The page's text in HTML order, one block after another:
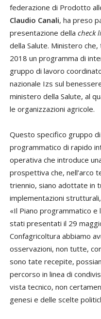
federazione di Prodotto
Claudio Canali, ha preso
presentazione della check
della Salute. Ministero
2018 un programma di
gruppo di lavoro
nazionale Izs sul
ministero della Salute, al
le organizzazioni agricole.
Questo specifico gruppo
programmatico di rapido
operativa che introduce
prospettiva che, nell’arco
triennio, siano adottate in
implementazioni
«Il Piano programmatico e
stati presentati il 29
Confagricoltura abbiamo
osservazioni, non tutte,
sono tate recepite,
percorso in linea di
vista tecnico, non
genesi e delle scelte